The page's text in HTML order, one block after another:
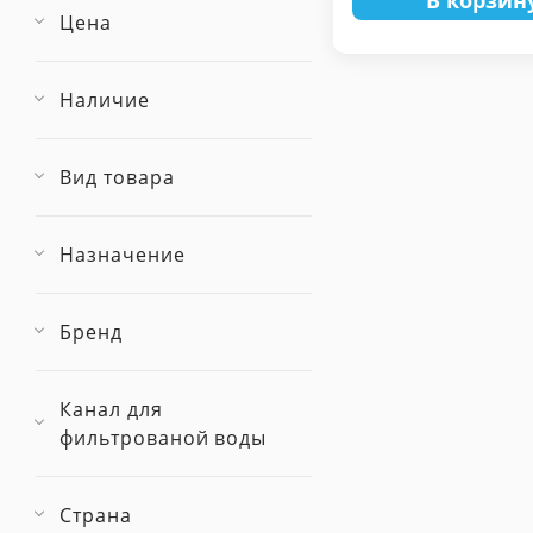
Цена
Наличие
Вид товара
Назначение
Бренд
Канал для
фильтрованой воды
Страна